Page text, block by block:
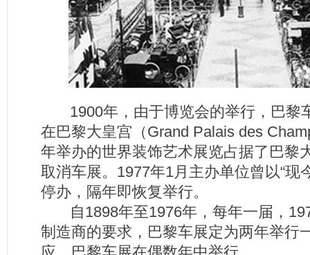
1900年，由于博览会的举行，巴黎
在巴黎大皇宫（Grand Palais des
年举办的世界装饰艺术展览占据了巴黎
取消车展。1977年1月主办单位曾以“现
停办，隔年即恢复举行。
自1898年至1976年，每年一届，
制造商的要求，巴黎车展定为两年举行